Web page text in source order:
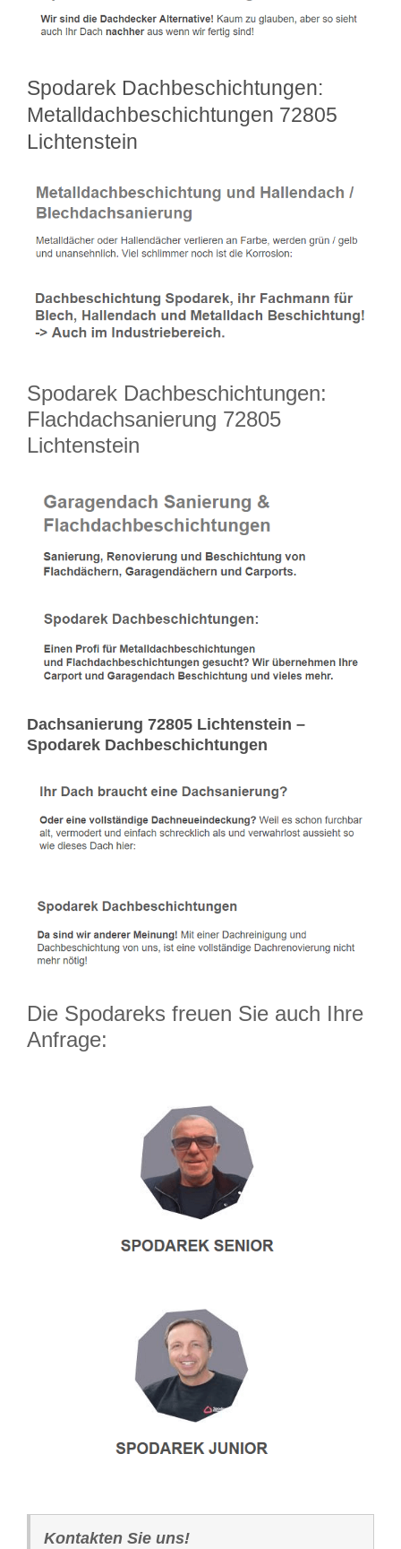
Spodarek Dachbeschichtungen:
Metalldachbeschichtungen 72805
Lichtenstein
Spodarek Dachbeschichtungen:
Flachdachsanierung 72805
Lichtenstein
Dachsanierung 72805 Lichtenstein –
Spodarek Dachbeschichtungen
Die Spodareks freuen Sie auch Ihre
Anfrage:
Kontakten Sie uns!